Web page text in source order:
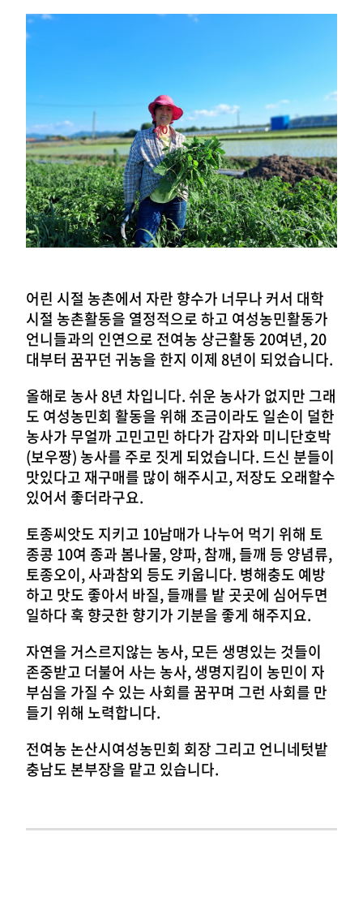
어린 시절 농촌에서 자란 향수가 너무나 커서 대학
시절 농촌활동을 열정적으로 하고 여성농민활동가
언니들과의 인연으로 전여농 상근활동 20여년, 20
대부터 꿈꾸던 귀농을 한지 이제 8년이 되었습니다.
올해로 농사 8년 차입니다. 쉬운 농사가 없지만 그래
도 여성농민회 활동을 위해 조금이라도 일손이 덜한
농사가 무얼까 고민고민 하다가 감자와 미니단호박
(보우짱) 농사를 주로 짓게 되었습니다. 드신 분들이
맛있다고 재구매를 많이 해주시고, 저장도 오래할수
있어서 좋더라구요.
토종씨앗도 지키고 10남매가 나누어 먹기 위해 토
종콩 10여 종과 봄나물, 양파, 참깨, 들깨 등 양념류,
토종오이, 사과참외 등도 키웁니다. 병해충도 예방
하고 맛도 좋아서 바질, 들깨를 밭 곳곳에 심어두면
일하다 훅 향긋한 향기가 기분을 좋게 해주지요.
자연을 거스르지않는 농사, 모든 생명있는 것들이
존중받고 더불어 사는 농사, 생명지킴이 농민이 자
부심을 가질 수 있는 사회를 꿈꾸며 그런 사회를 만
들기 위해 노력합니다.
전여농 논산시여성농민회 회장 그리고 언니네텃밭
충남도 본부장을 맡고 있습니다.